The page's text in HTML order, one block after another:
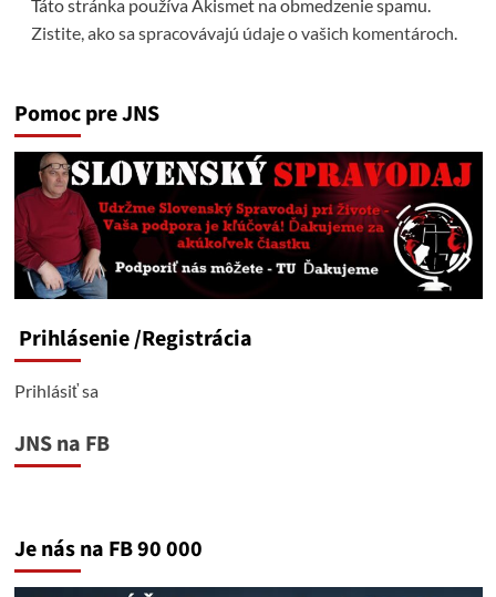
Táto stránka používa Akismet na obmedzenie spamu.
Zistite, ako sa spracovávajú údaje o vašich komentároch.
Pomoc pre JNS
Prihlásenie/Registrácia
Prihlásiť sa
JNS na FB
Je nás na FB 90 000